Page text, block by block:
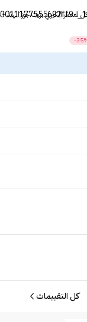
الكيرلي بزيت جوز الهند - 778 مل
-
كل التقييمات